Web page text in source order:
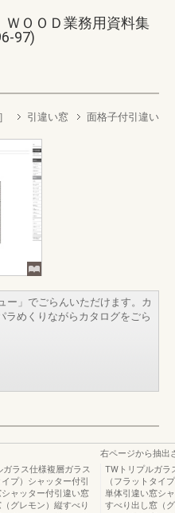
ＯＯＤ業務用資料集
97)
引違い窓
面格子付引違い
ー」でごらんいただけます。カ
ラめくりながらカタログをごら
ラス仕様複層ガラス
プ）シャッター付引
ャッター付引違い窓
グレモン）縦すべり
右ページから抽出
TWトリプルガラ
（フラットタイ
単体引違い窓シ
すべり出し窓（